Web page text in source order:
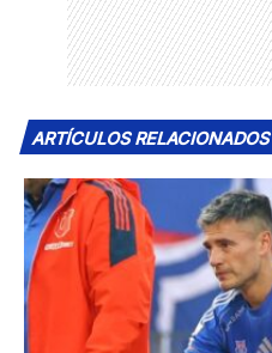
ARTÍCULOS RELACIONADOS